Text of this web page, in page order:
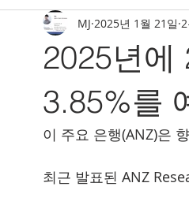
2025년에
3.85%를
MJ 2025년 1월 21일
이 주요 은행(ANZ)은
최근 발표된 ANZ